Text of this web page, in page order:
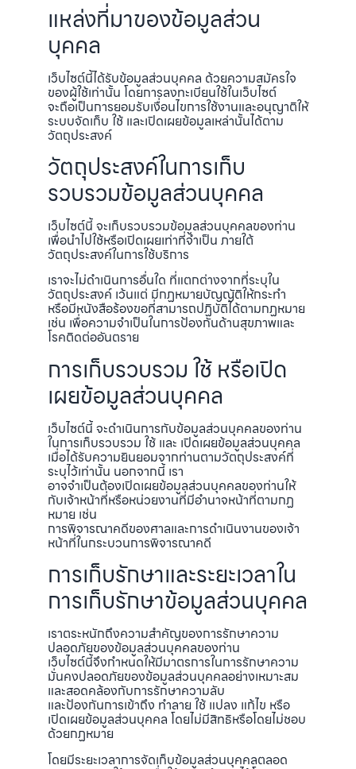
แหล่งที่มาของข้อมูลส่วน
บุคคล
เว็บไซต์นี้ได้รับข้อมูลส่วนบุคคล ด้วยความสมัครใจ
ของผู้ใช้เท่านั้น โดยการลงทะเบียนใช้ในเว็บไซต์
จะถือเป็นการยอมรับเงื่อนไขการใช้งานและอนุญาติให้
ระบบจัดเก็บ ใช้ และเปิดเผยข้อมูลเหล่านั้นได้ตาม
วัตถุประสงค์
วัตถุประสงค์ในการเก็บ
รวบรวมข้อมูลส่วนบุคคล
เว็บไซต์นี้ จะเก็บรวบรวมข้อมูลส่วนบุคคลของท่าน
เพื่อนำไปใช้หรือเปิดเผยเท่าที่จำเป็น ภายใต้
วัตถุประสงค์ในการใช้บริการ
เราจะไม่ดำเนินการอื่นใด ที่แตกต่างจากที่ระบุใน
วัตถุประสงค์ เว้นแต่ มีกฏหมายบัญญัติให้กระทำ
หรือมีหนังสือร้องขอที่สามารถปฏิบัติได้ตามกฏหมาย
เช่น เพื่อความจำเป็นในการป้องกันด้านสุขภาพและ
โรคติดต่ออันตราย
การเก็บรวบรวม ใช้ หรือเปิด
เผยข้อมูลส่วนบุคคล
เว็บไซต์นี้ จะดำเนินการกับข้อมูลส่วนบุคคลของท่าน
ในการเก็บรวบรวม ใช้ และ เปิดเผยข้อมูลส่วนบุคคล
เมื่อได้รับความยินยอมจากท่านตามวัตถุประสงค์ที่
ระบุไว้เท่านั้น นอกจากนี้ เรา
อาจจำเป็นต้องเปิดเผยข้อมูลส่วนบุคคลของท่านให้
กับเจ้าหน้าที่หรือหน่วยงานที่มีอำนาจหน้าที่ตามกฏ
หมาย เช่น
การพิจารณาคดีของศาลและการดำเนินงานของเจ้า
หน้าที่ในกระบวนการพิจารณาคดี
การเก็บรักษาและระยะเวลาใน
การเก็บรักษาข้อมูลส่วนบุคคล
เราตระหนักถึงความสำคัญของการรักษาความ
ปลอดภัยของข้อมูลส่วนบุคคลของท่าน
เว็บไซต์นี้จึงกำหนดให้มีมาตรการในการรักษาความ
มั่นคงปลอดภัยของข้อมูลส่วนบุคคลอย่างเหมาะสม
และสอดคล้องกับการรักษาความลับ
และป้องกันการเข้าถึง ทำลาย ใช้ แปลง แก้ไข หรือ
เปิดเผยข้อมูลส่วนบุคคล โดยไม่มีสิทธิหรือโดยไม่ชอบ
ด้วยกฏหมาย
โดยมีระยะเวลาการจัดเก็บข้อมูลส่วนบุคคลตลอด